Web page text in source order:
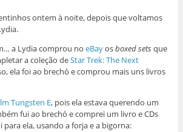
ontem à noite, depois que voltamos
a Lydia comprou no eBayosboxed setsque
a coleção deStar Trek: The Next
ela foi ao brechó e comprou mais uns livros
Tungsten E, pois ela estava querendo um
fui ao brechó e comprei um livro e CDs
para ela, usando a forja e a bigorna: